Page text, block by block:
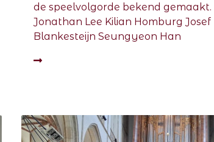
de speelvolgorde bekend gemaakt.
Jonathan Lee Kilian Homburg
Blankesteijn Seungyeon Han